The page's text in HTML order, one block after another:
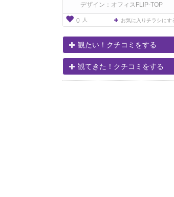
デザイン：オフィスFLIP-TOP
0 人 お気に入りチラシにす
観たい！クチコミをする
観てきた！クチコミをする